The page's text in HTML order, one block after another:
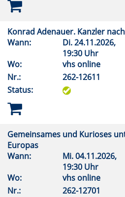
Konrad Adenauer. Kanzler
Wann:
Di.24.11.2026,
19:30 Uhr
Wo:
vhs online
Nr.:
262-12611
Status:
Gemeinsames und Kurioses
Europas
Wann:
Mi.04.11.2026,
19:30 Uhr
Wo:
vhs online
Nr.:
262-12701